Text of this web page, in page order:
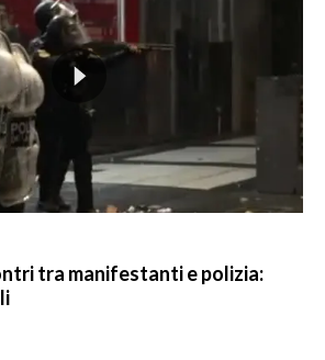
tra manifestanti e polizia: